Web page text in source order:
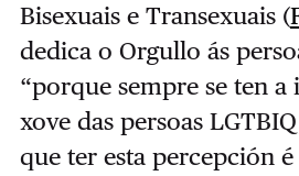
Bisexuais e Transexuais (
dedica o Orgullo ás
“porque sempre se ten a
xove das persoas
que ter esta percepción